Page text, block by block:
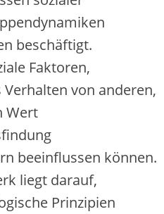
beschäftigt.
Faktoren,
v‬on anderen,
Wert
beeinflussen können.
liegt darauf,
Prinzipien